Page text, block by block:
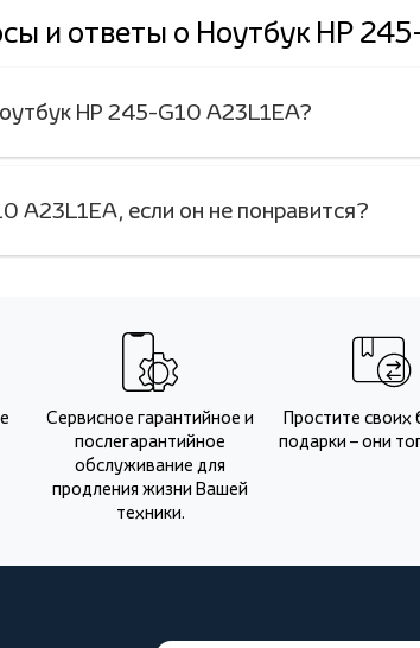
и ответы о Ноутбук HP
HP 245-G10 A23L1EA?
A23L1EA, если он не понравится?
Сервисное гарантийное и
послегарантийное
обслуживание для
продления жизни Вашей
техники.
Простите своих
подарки – они